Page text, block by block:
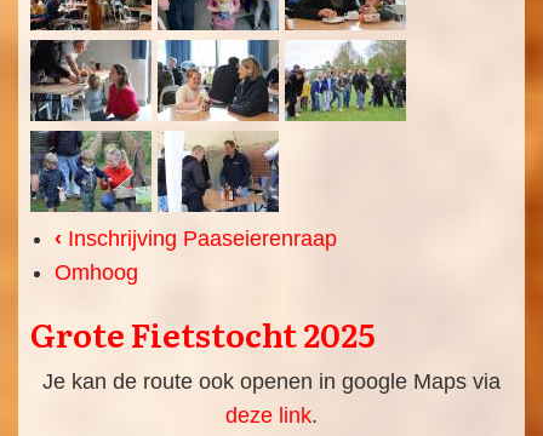
‹ Inschrijving Paaseierenraap
Omhoog
Grote Fietstocht 2025
Je kan de route ook openen in google Maps via
deze link.